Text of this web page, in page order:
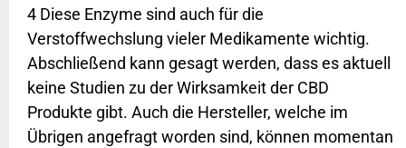
4 Diese Enzyme sind auch für die
Verstoffwechslung vieler Medikamente wichtig.
Abschließend kann gesagt werden, dass es aktuell
keine Studien zu der Wirksamkeit der CBD
Produkte gibt. Auch die Hersteller, welche im
Übrigen angefragt worden sind, können momentan